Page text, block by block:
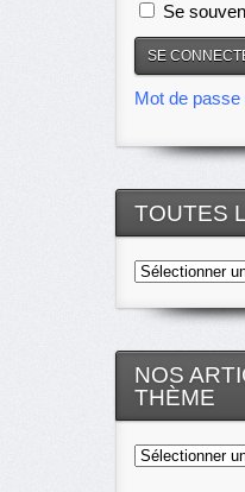
Se
Mot de passe
TOUTES
Toutes
archives
NOS
THÈME
Nos